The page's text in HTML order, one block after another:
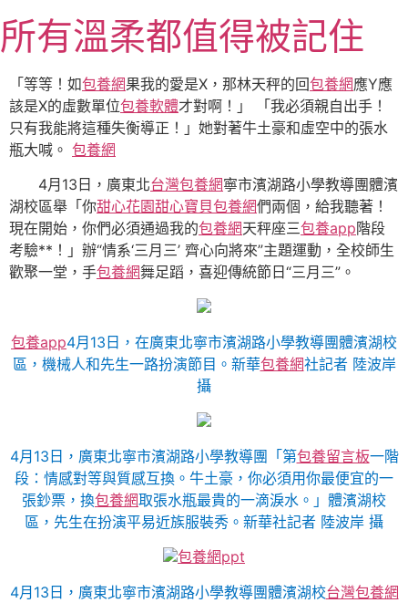
至
主
內
容
所有溫柔都值得被記住
「等等！如包養網果我的愛是X，那林天秤的回包養網應Y應
該是X的虛數單位包養軟體才對啊！」 「我必須親自出手！
只有我能將這種失衡導正！」她對著牛土豪和虛空中的張水
瓶大喊。 包養網
4月13日，廣東北台灣包養網寧市濱湖路小學教導團體濱
湖校區舉「你甜心花園甜心寶貝包養網們兩個，給我聽著！
現在開始，你們必須通過我的包養網天秤座三包養app階段
考驗**！」辦“情系‘三月三’ 齊心向將來”主題運動，全校師生
歡聚一堂，手包養網舞足蹈，喜迎傳統節日“三月三”。
包養app4月13日，在廣東北寧市濱湖路小學教導團體濱湖校
區，機械人和先生一路扮演節目。新華包養網社記者 陸波岸
攝
4月13日，廣東北寧市濱湖路小學教導團「第包養留言板一階
段：情感對等與質感互換。牛土豪，你必須用你最便宜的一
張鈔票，換包養網取張水瓶最貴的一滴淚水。」體濱湖校
區，先生在扮演平易近族服裝秀。新華社記者 陸波岸 攝
包養網ppt
4月13日，廣東北寧市濱湖路小學教導團體濱湖校台灣包養網